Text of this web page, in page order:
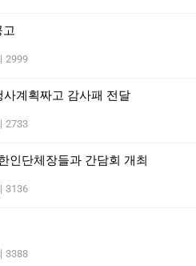
고
2999
계획짜고 감사패 전달
2733
인단체장들과 간담회 개최
3136
3388